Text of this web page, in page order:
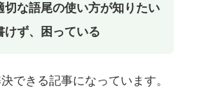
切な語尾の使い方が知りたい
けず、困っている
できる記事になっています。